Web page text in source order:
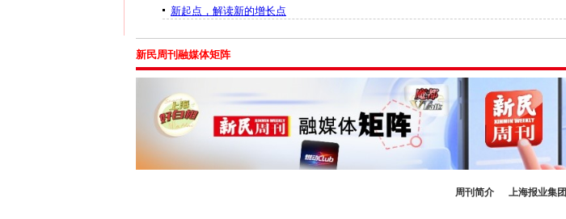
新起点，解读新的增长点
新民周刊融媒体矩阵
周刊简介 上海报业集团